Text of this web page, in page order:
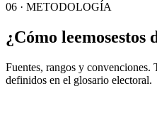
06 · METODOLOGÍA
¿Cómo leemosestos
Fuentes, rangos y convenciones.
definidos en el glosario electoral.